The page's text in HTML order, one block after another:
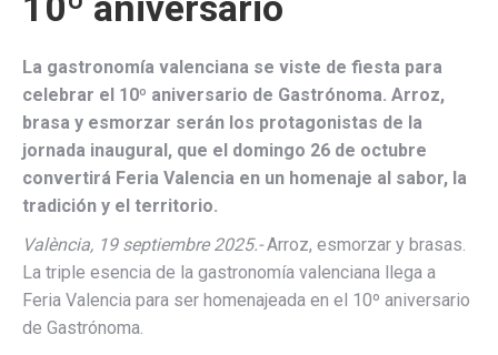
La gastronomía valenciana se viste de fiesta para
celebrar el 10º aniversario de Gastrónoma. Arroz,
brasa y esmorzar serán los protagonistas de la
jornada inaugural, que el domingo 26 de octubre
convertirá Feria Valencia en un homenaje al sabor, la
tradición y el territorio.
València, 19 septiembre 2025.-Arroz, esmorzar y brasas.
La triple esencia de la gastronomía valenciana llega a
Feria Valencia para ser homenajeada en el 10º aniversario
de Gastrónoma.